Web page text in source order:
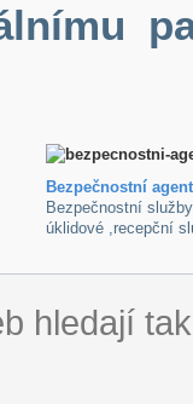
Bezpečnostní
Bezpečnostní
úklidové ,recepční
hledají